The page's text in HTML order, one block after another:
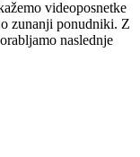
videoposnetke
zunanji ponudniki. Z
naslednje